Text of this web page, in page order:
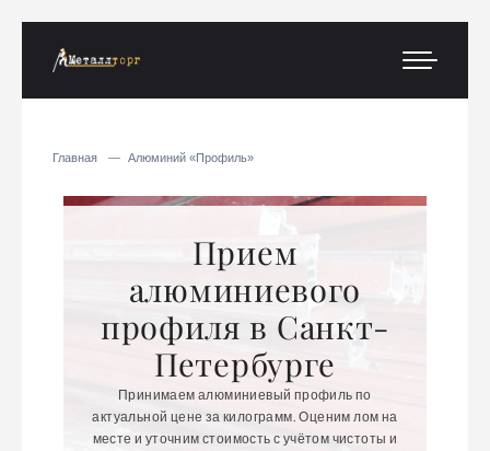
Главная Алюминий «Профиль»
Прием
алюминиевого
профиля в Санкт-
Петербурге
Принимаем алюминиевый профиль по
актуальной цене за килограмм. Оценим лом на
месте и уточним стоимость с учётом чистоты и